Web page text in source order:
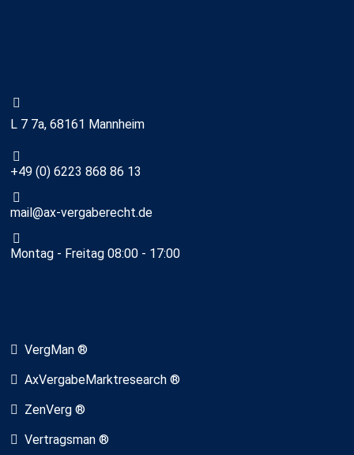
L 7 7a, 68161 Mannheim
+49 (0) 6223 868 86 13
mail@ax-vergaberecht.de
Montag - Freitag 08:00 - 17:00
VergMan ®
AxVergabeMarktresearch ®
ZenVerg ®
Vertragsman ®